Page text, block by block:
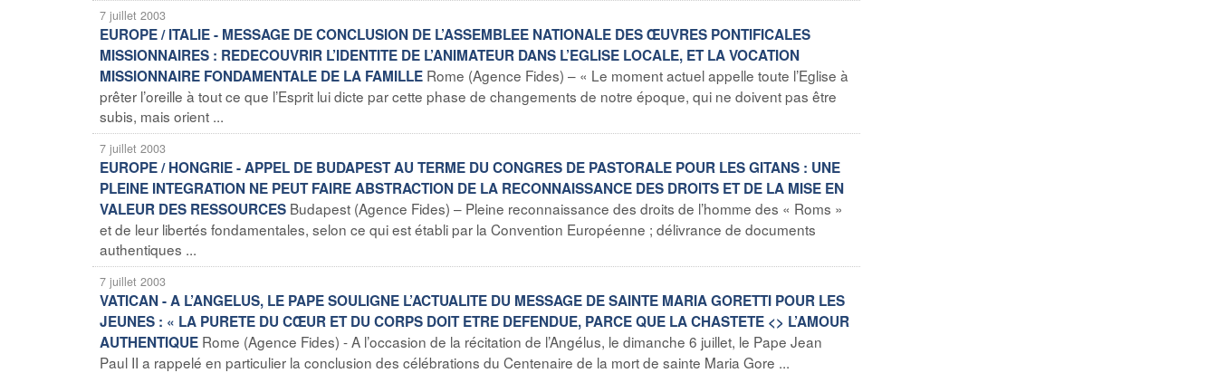
7 juillet 2003
EUROPE / ITALIE - MESSAGE DE CONCLUSION DE L’ASSEMBLEE NATIONALE DES ŒUVRES PONTIFICALES
MISSIONNAIRES : REDECOUVRIR L’IDENTITE DE L’ANIMATEUR DANS L’EGLISE LOCALE, ET LA VOCATION
MISSIONNAIRE FONDAMENTALE DE LA FAMILLE Rome (Agence Fides) – « Le moment actuel appelle toute l’Eglise à
prêter l’oreille à tout ce que l’Esprit lui dicte par cette phase de changements de notre époque, qui ne doivent pas être
subis, mais orient ...
7 juillet 2003
EUROPE / HONGRIE - APPEL DE BUDAPEST AU TERME DU CONGRES DE PASTORALE POUR LES GITANS : UNE
PLEINE INTEGRATION NE PEUT FAIRE ABSTRACTION DE LA RECONNAISSANCE DES DROITS ET DE LA MISE EN
VALEUR DES RESSOURCES Budapest (Agence Fides) – Pleine reconnaissance des droits de l’homme des « Roms »
et de leur libertés fondamentales, selon ce qui est établi par la Convention Européenne ; délivrance de documents
authentiques ...
7 juillet 2003
VATICAN - A L’ANGELUS, LE PAPE SOULIGNE L’ACTUALITE DU MESSAGE DE SAINTE MARIA GORETTI POUR LES
JEUNES : « LA PURETE DU CŒUR ET DU CORPS DOIT ETRE DEFENDUE, PARCE QUE LA CHASTETE <> L’AMOUR
AUTHENTIQUE Rome (Agence Fides) - A l’occasion de la récitation de l’Angélus, le dimanche 6 juillet, le Pape Jean
Paul II a rappelé en particulier la conclusion des célébrations du Centenaire de la mort de sainte Maria Gore ...